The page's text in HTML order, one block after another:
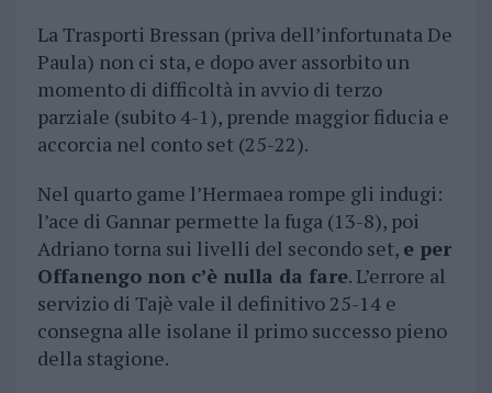
La Trasporti Bressan (priva dell’infortunata De
Paula) non ci sta, e dopo aver assorbito un
momento di difficoltà in avvio di terzo
parziale (subito 4-1), prende maggior fiducia e
accorcia nel conto set (25-22).
Nel quarto game l’Hermaea rompe gli indugi:
l’ace di Gannar permette la fuga (13-8), poi
Adriano torna sui livelli del secondo set, e per
Offanengo non c’è nulla da fare. L’errore al
servizio di Tajè vale il definitivo 25-14 e
consegna alle isolane il primo successo pieno
della stagione.